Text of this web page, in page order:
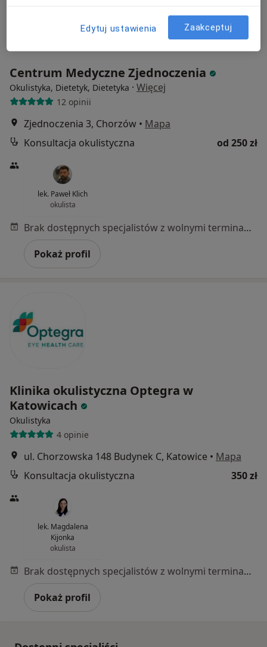
Centrum Medyczne Zjednoczenia
Okulistyka, Dietetyk, Dietetyka · Więcej
12 opinii
Zjednoczenia 3, Chorzów • Mapa
Konsultacja okulistyczna
od 250 zł
lek. Paweł Klich
okulista
Brak dostępnych specjalistów z wolnymi terminami w tym centrum medycznym.
Pokaż profil
Klinika okulistyczna Optegra w
Katowicach
Okulistyka
4 opinie
ul. Chorzowska 148 Budynek C, Katowice • Mapa
Konsultacja okulistyczna
350 zł
lek. Magdalena
Kijonka
okulista
Brak dostępnych specjalistów z wolnymi terminami w tym centrum medycznym.
Pokaż profil
Edytuj ustawienia Zaakceptuj